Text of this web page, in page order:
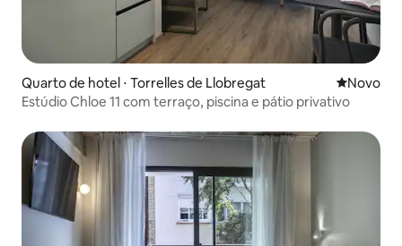
Quarto de hotel ⋅ Torrelles de Llobregat Novo
Novo
Estúdio Chloe 11 com terraço, piscina e pátio privativo